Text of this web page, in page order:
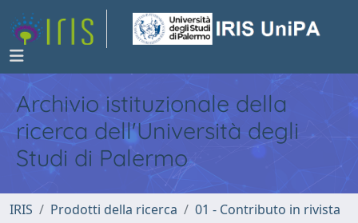
Archivio istituzionale della
ricerca dell'Università degli
Studi di Palermo
IRIS Prodotti della ricerca
01 - Contributo in rivista